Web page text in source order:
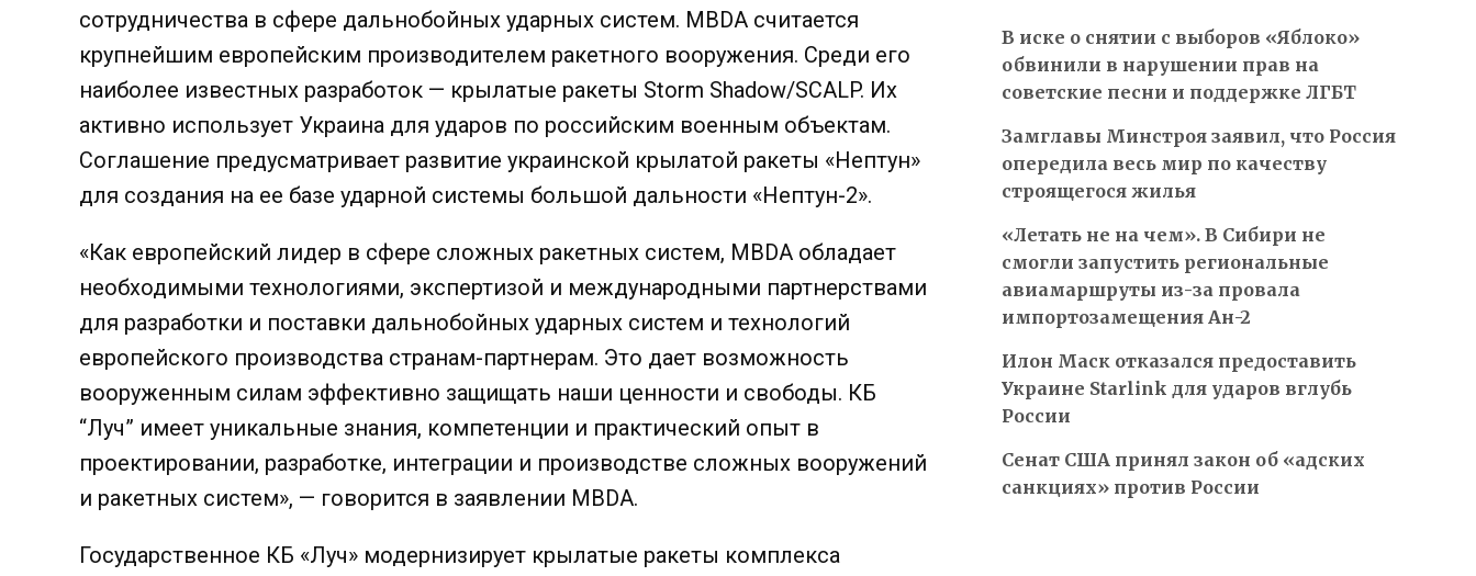
сотрудничества в сфере дальнобойных ударных систем. MBDA считается
крупнейшим европейским производителем ракетного вооружения. Среди его
наиболее известных разработок — крылатые ракеты Storm Shadow/SCALP. Их
активно использует Украина для ударов по российским военным объектам.
Соглашение предусматривает развитие украинской крылатой ракеты «Нептун»
для создания на ее базе ударной системы большой дальности «Нептун-2».
«Как европейский лидер в сфере сложных ракетных систем, MBDA обладает
необходимыми технологиями, экспертизой и международными партнерствами
для разработки и поставки дальнобойных ударных систем и технологий
европейского производства странам-партнерам. Это дает возможность
вооруженным силам эффективно защищать наши ценности и свободы. КБ
“Луч” имеет уникальные знания, компетенции и практический опыт в
проектировании, разработке, интеграции и производстве сложных вооружений
и ракетных систем», — говорится в заявлении MBDA.
Государственное КБ «Луч» модернизирует крылатые ракеты комплекса
В иске о снятии с выборов «Яблоко»
обвинили в нарушении прав на
советские песни и поддержке ЛГБТ
Замглавы Минстроя заявил, что Россия
опередила весь мир по качеству
строящегося жилья
«Летать не на чем». В Сибири не
смогли запустить региональные
авиамаршруты из-за провала
импортозамещения Ан-2
Илон Маск отказался предоставить
Украине Starlink для ударов вглубь
России
Сенат США принял закон об «адских
санкциях» против России